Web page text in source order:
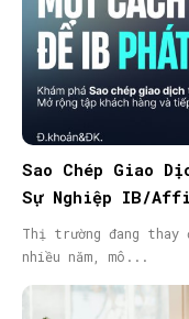
Sao Chép Giao
Sự Nghiệp IB/
Thị trường đang thay
nhiều năm, mô...